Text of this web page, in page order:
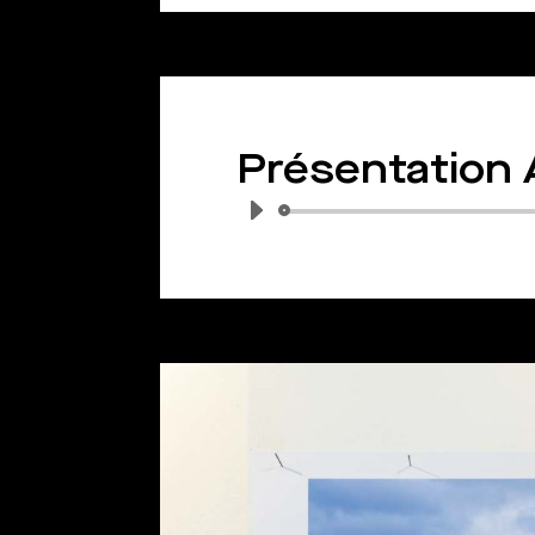
Présentation
Lecteur